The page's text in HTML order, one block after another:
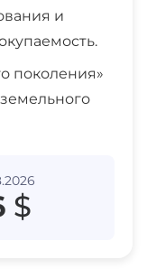
и
поколения»
$